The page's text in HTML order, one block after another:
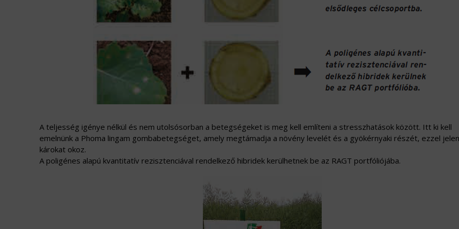
A teljesség igénye nélkül és nem utolsósorban a betegségeket is meg kell említeni a stresszhatások között. Itt ki kell
emelnünk a Phoma lingam gombabetegséget, amely megtámadja a növény levelét és a gyökérnyaki részét, ezzel
károkat okoz.
A poligénes alapú kvantitatív rezisztenciával rendelkező hibridek kerülhetnek be az RAGT portfóliójába.